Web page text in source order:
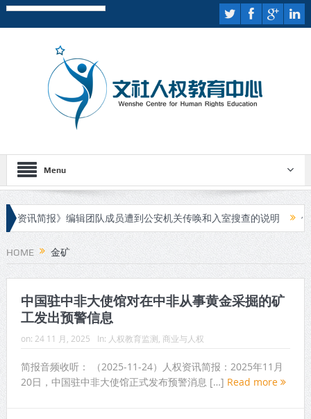
Menu
讯简报》编辑团队成员遭到公安机关传唤和入室搜查的说明 伊斯
进行庭审
HOME 金矿
中国驻中非大使馆对在中非从事黄金采掘的矿
工发出预警信息
on: 24 11 月, 2025 In: 人权教育监测 商业与人权
简报音频收听： （2025-11-24）人权资讯简报：2025年11月
20日，中国驻中非大使馆正式发布预警消息 […] Read more